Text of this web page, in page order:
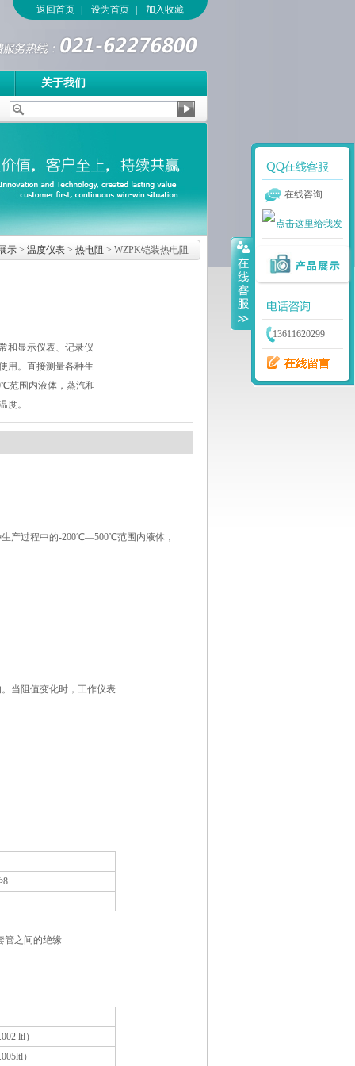
返回首页 设为首页 加入收藏
关于我们
示 > 温度仪表 > 热电阻 > WZPK铠装热电阻
和显示仪表、记录仪
用。直接测量各种生
范围内液体，蒸汽和
度。
产过程中的-200℃—500℃范围内液体，
当阻值变化时，工作仪表
管之间的绝缘
ltl）
）
在线咨询
13611620299